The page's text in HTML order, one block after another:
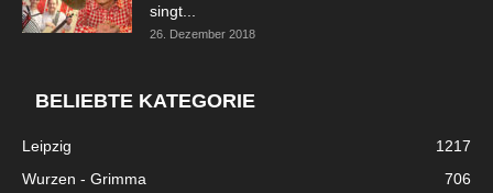
singt...
26. Dezember 2018
BELIEBTE KATEGORIE
Leipzig
1217
Wurzen - Grimma
706